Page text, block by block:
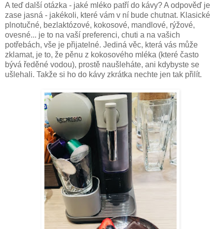
A teď další otázka - jaké mléko patří do kávy? A odpověď je
zase jasná - jakékoli, které vám v ní bude chutnat. Klasické
plnotučné, bezlaktózové, kokosové, mandlové, rýžové,
ovesné... je to na vaší preferenci, chuti a na vašich
potřebách, vše je přijatelné. Jediná věc, která vás může
zklamat, je to, že pěnu z kokosového mléka (které často
bývá ředěné vodou), prostě naušleháte, ani kdybyste se
ušlehali. Takže si ho do kávy zkrátka nechte jen tak přilít.